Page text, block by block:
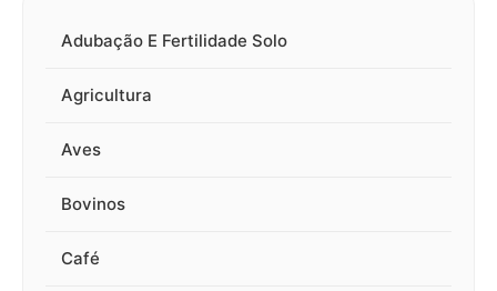
Adubação E Fertilidade Solo
Agricultura
Aves
Bovinos
Café